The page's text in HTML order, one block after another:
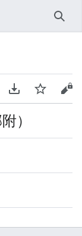
検索
PDFをダウンロ
ウォッチソ
）